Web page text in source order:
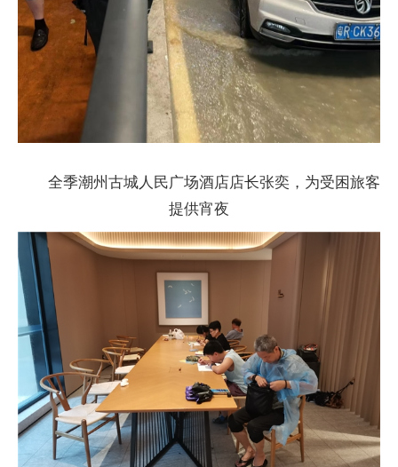
全季潮州古城人民广场酒店店长张奕，为受困旅客
提供宵夜